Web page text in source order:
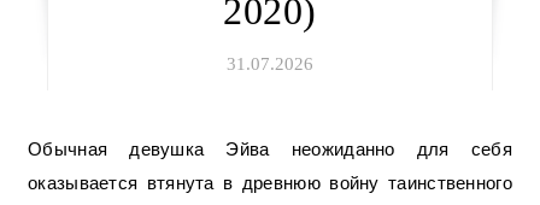
2020)
31.07.2026
Обычная девушка Эйва неожиданно для себя
оказывается втянута в древнюю войну таинственного